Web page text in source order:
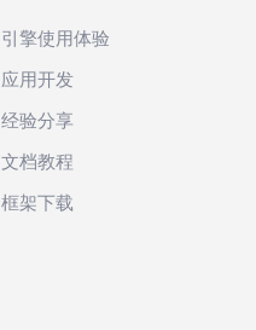
引擎使用体验
应用开发
经验分享
文档教程
框架下载